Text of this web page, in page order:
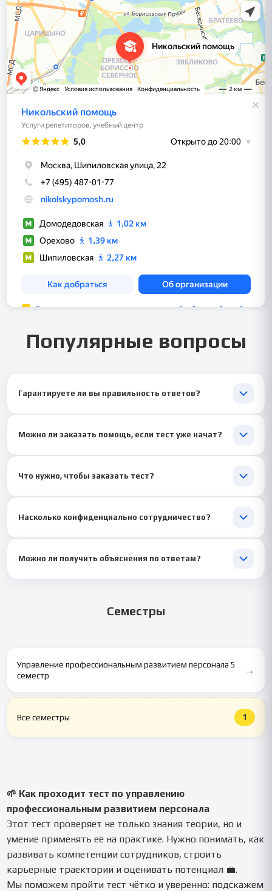
Популярные вопросы
Гарантируете ли вы правильность ответов?
методиками оценки и развития персонала. Проверяем
Можно ли заказать помощь, если тест уже начат?
прислать скриншоты или доступ к тесту.
Что нужно, чтобы заказать тест?
оценим сложность и сроки выполнения.
Насколько конфиденциально сотрудничество?
данные и задание не передаются третьим лицам.
Можно ли получить объяснения по ответам?
Семестры
Управление профессиональным развитием персонала 5
семестр
→
Все семестры 1
🌱 Как проходит тест по управлению
профессиональным развитием персонала
Этот тест проверяет не только знания теории, но и
умение применять её на практике. Нужно понимать, как
развивать компетенции сотрудников, строить
карьерные траектории и оценивать потенциал 💼.
Мы поможем пройти тест чётко и уверенно: подскажем